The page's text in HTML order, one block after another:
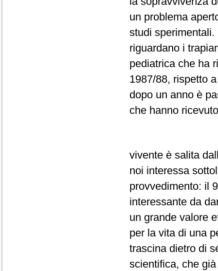
un problema
studi
riguardano i
pediatrica che ha
1987/88, rispetto
dopo un anno è
che hanno
vivente è salita
noi interessa
provvedimento: il
interessante da
un grande valore
per la vita di una
trascina dietro di
scientifica, che